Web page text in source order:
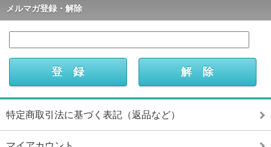
メルマガ登録・解除
特定商取引法に基づく表記（返品など）